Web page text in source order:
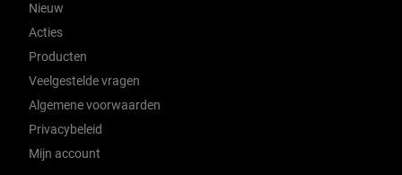
Nieuw
Acties
Producten
Veelgestelde vragen
Algemene voorwaarden
Privacybeleid
Mijn account